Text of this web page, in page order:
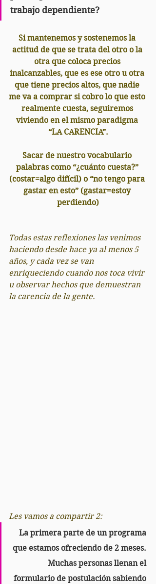
trabajo dependiente?
Si mantenemos y sostenemos la
actitud de que se trata del otro o la
otra que coloca precios
inalcanzables, que es ese otro u otra
que tiene precios altos, que nadie
me va a comprar si cobro lo que esto
realmente cuesta, seguiremos
viviendo en el mismo paradigma
“LA CARENCIA”.
Sacar de nuestro vocabulario
palabras como “¿cuánto cuesta?”
(costar=algo difícil) o “no tengo para
gastar en esto” (gastar=estoy
perdiendo)
Todas estas reflexiones las venimos
haciendo desde hace ya al menos 5
años, y cada vez se van
enriqueciendo cuando nos toca vivir
u observar hechos que demuestran
la carencia de la gente.
Les vamos a compartir 2:
La primera parte de un programa
que estamos ofreciendo de 2 meses.
Muchas personas llenan el
formulario de postulación sabiendo